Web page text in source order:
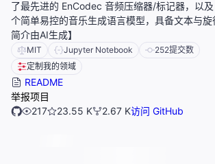
了最先进的 EnCodec 音频压缩器/标记器，以
个简单易控的音乐生成语言模型，具备文本与
简介由AI生成】
MIT Jupyter Notebook 252提交数
定制我的领域
README
举报项目
217
23.55 K 2.67 K访问 GitHub